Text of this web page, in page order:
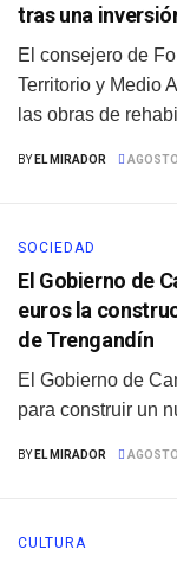
tras una
El consejero de
Territorio y Medio
las obras de
BY EL MIRADOR
SOCIEDAD
El Gobierno de
euros la
de Trengandín
El Gobierno de
para construir un
BY EL MIRADOR
CULTURA